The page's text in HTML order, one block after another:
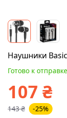
Наушники
Готово к отправке
107 ₴
143 ₴ -25%